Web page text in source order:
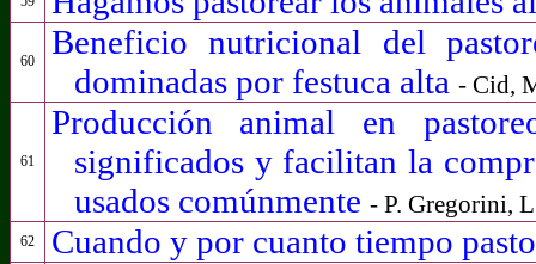
60
Beneficio nutricional del
dominadas por festuca alta - Cid,
61
Producción animal en
significados y facilitan la
usados comúnmente - P. Gregorini,
62 Cuando y por cuanto tiempo